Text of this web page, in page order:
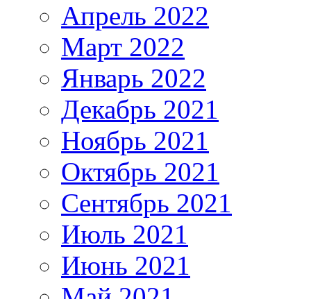
Апрель 2022
Март 2022
Январь 2022
Декабрь 2021
Ноябрь 2021
Октябрь 2021
Сентябрь 2021
Июль 2021
Июнь 2021